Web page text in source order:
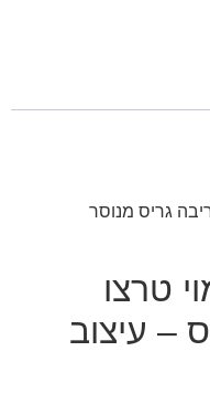
גריס מנוסר
טרצו
– עיצוב